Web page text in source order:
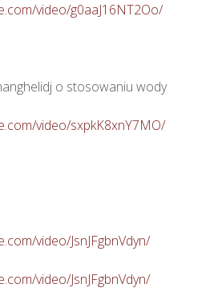
video/g0aaJ16NT2Oo/
o stosowaniu wody
video/sxpkK8xnY7MO/
video/JsnJFgbnVdyn/
video/JsnJFgbnVdyn/